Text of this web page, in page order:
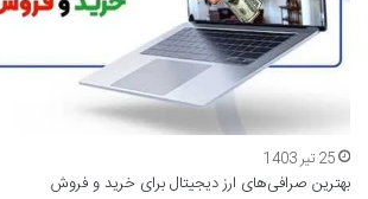
25 تیر 1403
بهترین صرافی‌های ارز دیجیتال برای خرید و فروش